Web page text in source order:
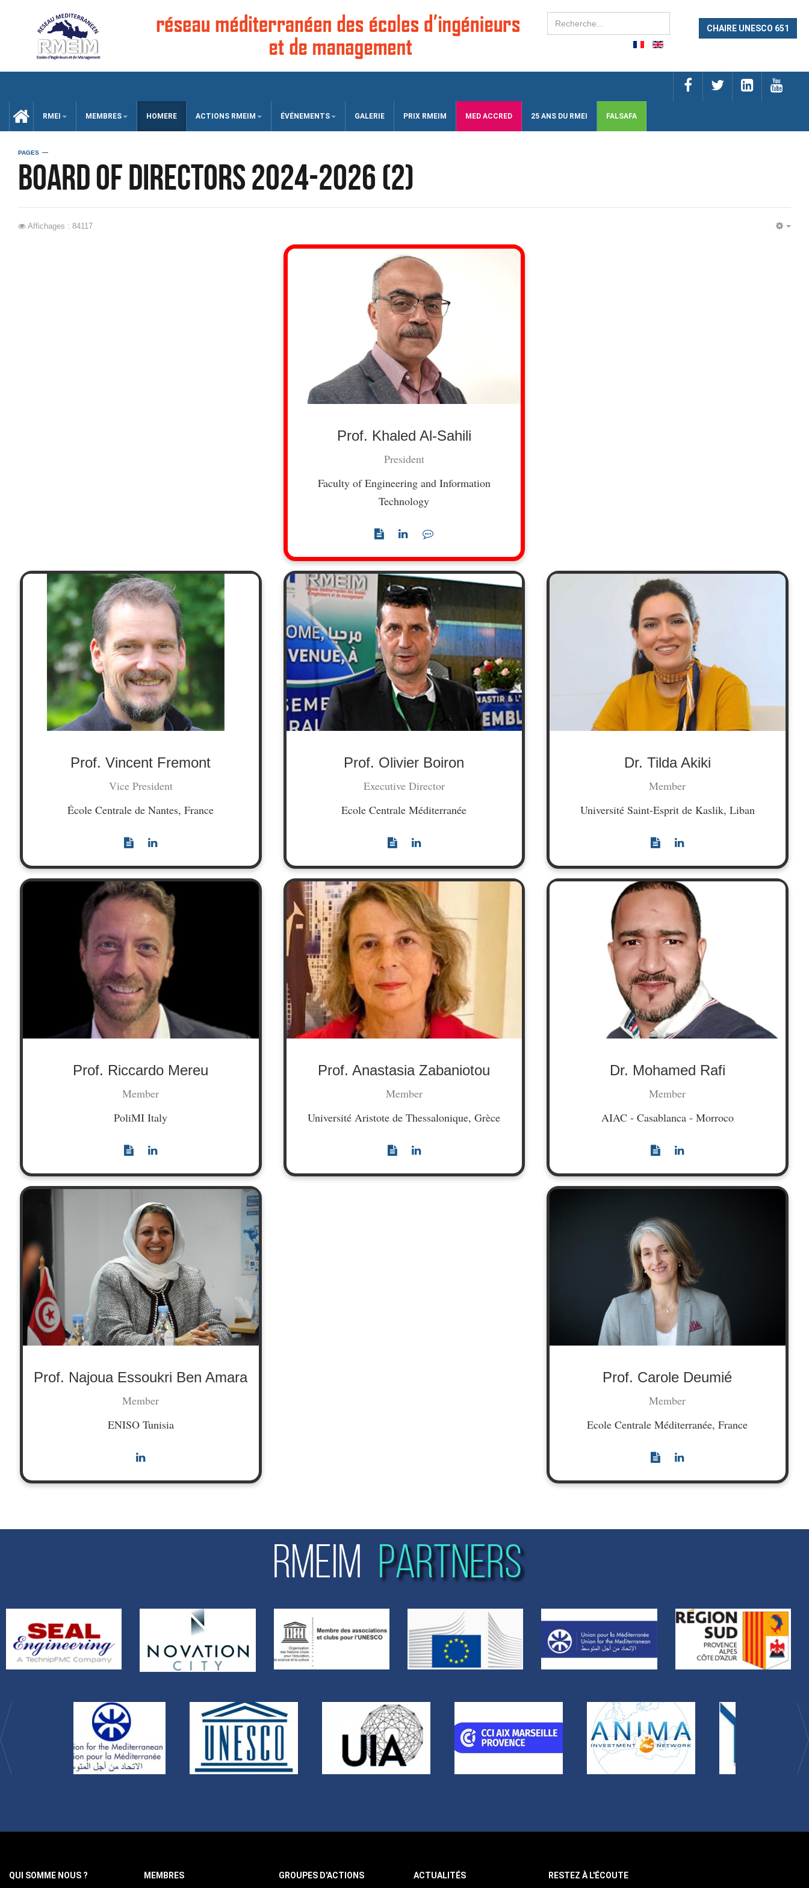
CHAIRE UNESCO 651
RMEI MEMBRES HOMERE ACTIONS RMEIM ÉVÉNEMENTS GALERIE PRIX RMEIM MED ACCRED 25 ANS DU RMEI FALSAFA
PAGES
Board of Directors 2024-2026 (2)
Affichages : 84117
Prof. Khaled Al-Sahili
President
Faculty of Engineering and Information
Technology
Prof. Vincent Fremont
Vice President
École Centrale de Nantes, France
Prof. Olivier Boiron
Executive Director
Ecole Centrale Méditerranée
Dr. Tilda Akiki
Member
Université Saint-Esprit de Kaslik, Liban
Prof. Riccardo Mereu
Member
PoliMI Italy
Prof. Anastasia Zabaniotou
Member
Université Aristote de Thessalonique, Grèce
Dr. Mohamed Rafi
Member
AIAC - Casablanca - Morroco
Prof. Najoua Essoukri Ben Amara
Member
ENISO Tunisia
Prof. Carole Deumié
Member
Ecole Centrale Méditerranée, France
RMEIM PARTNERS
QUI SOMME NOUS ? MEMBRES GROUPES D'ACTIONS ACTUALITÉS RESTEZ À L'ÉCOUTE